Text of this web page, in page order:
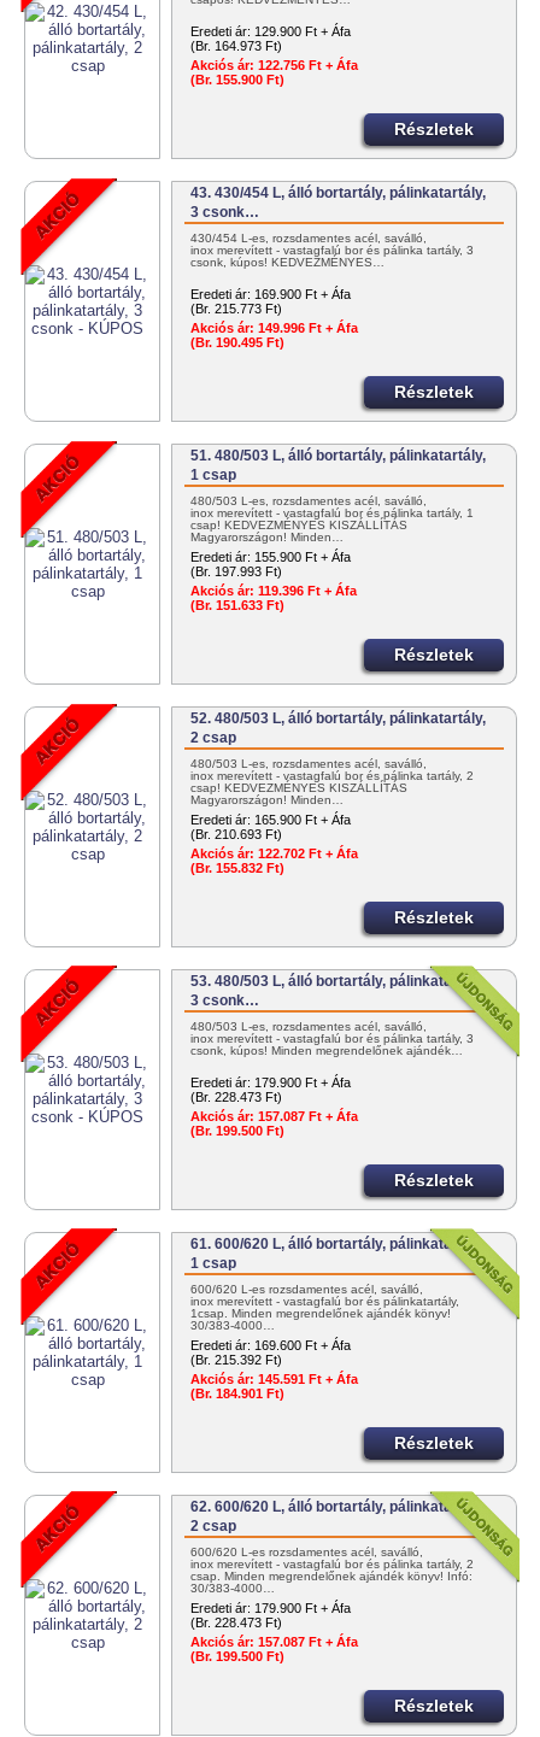
Eredeti ár: 129.900 Ft + Áfa
(Br. 164.973 Ft)
Akciós ár: 122.756 Ft + Áfa
(Br. 155.900 Ft)
Részletek
43. 430/454 L, álló bortartály, pálinkatartály,
3 csonk…
430/454 L-es, rozsdamentes acél, saválló,
inox merevített - vastagfalú bor és pálinka tartály, 3
csonk, kúpos! KEDVEZMÉNYES…
Eredeti ár: 169.900 Ft + Áfa
(Br. 215.773 Ft)
Akciós ár: 149.996 Ft + Áfa
(Br. 190.495 Ft)
Részletek
51. 480/503 L, álló bortartály, pálinkatartály,
1 csap
480/503 L-es, rozsdamentes acél, saválló,
inox merevített - vastagfalú bor és pálinka tartály, 1
csap! KEDVEZMÉNYES KISZÁLLÍTÁS
Magyarországon! Minden…
Eredeti ár: 155.900 Ft + Áfa
(Br. 197.993 Ft)
Akciós ár: 119.396 Ft + Áfa
(Br. 151.633 Ft)
Részletek
52. 480/503 L, álló bortartály, pálinkatartály,
2 csap
480/503 L-es, rozsdamentes acél, saválló,
inox merevített - vastagfalú bor és pálinka tartály, 2
csap! KEDVEZMÉNYES KISZÁLLÍTÁS
Magyarországon! Minden…
Eredeti ár: 165.900 Ft + Áfa
(Br. 210.693 Ft)
Akciós ár: 122.702 Ft + Áfa
(Br. 155.832 Ft)
Részletek
53. 480/503 L, álló bortartály, pálinkatartály,
3 csonk…
480/503 L-es, rozsdamentes acél, saválló,
inox merevített - vastagfalú bor és pálinka tartály, 3
csonk, kúpos! Minden megrendelőnek ajándék…
Eredeti ár: 179.900 Ft + Áfa
(Br. 228.473 Ft)
Akciós ár: 157.087 Ft + Áfa
(Br. 199.500 Ft)
Részletek
61. 600/620 L, álló bortartály, pálinkatartály,
1 csap
600/620 L-es rozsdamentes acél, saválló,
inox merevített - vastagfalú bor és pálinkatartály,
1csap. Minden megrendelőnek ajándék könyv!
30/383-4000…
Eredeti ár: 169.600 Ft + Áfa
(Br. 215.392 Ft)
Akciós ár: 145.591 Ft + Áfa
(Br. 184.901 Ft)
Részletek
62. 600/620 L, álló bortartály, pálinkatartály,
2 csap
600/620 L-es rozsdamentes acél, saválló,
inox merevített - vastagfalú bor és pálinka tartály, 2
csap. Minden megrendelőnek ajándék könyv! Infó:
30/383-4000…
Eredeti ár: 179.900 Ft + Áfa
(Br. 228.473 Ft)
Akciós ár: 157.087 Ft + Áfa
(Br. 199.500 Ft)
Részletek